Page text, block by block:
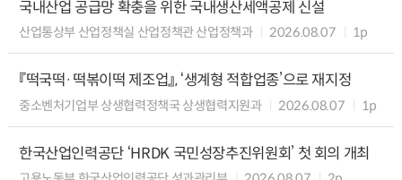
국내산업 공급망 확충을 위한 국내생산세액공제 신설
산업통상부 산업정책실 산업정책관 산업정책과 2026.08.07 1p
『떡국떡·떡볶이떡 제조업』, ‘생계형 적합업종’으로 재지정
중소벤처기업부 상생협력정책국 상생협력지원과 2026.08.07 1p
한국산업인력공단 ‘HRDK 국민성장추진위원회’ 첫 회의 개최